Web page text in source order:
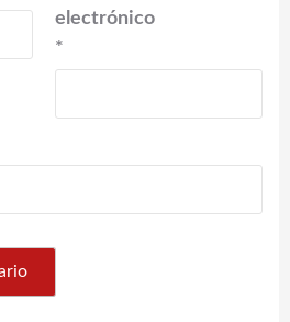
electrónico
*